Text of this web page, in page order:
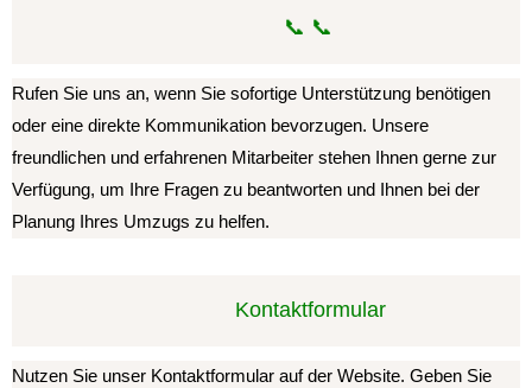
📞 📞
Rufen Sie uns an, wenn Sie sofortige Unterstützung benötigen
oder eine direkte Kommunikation bevorzugen. Unsere
freundlichen und erfahrenen Mitarbeiter stehen Ihnen gerne zur
Verfügung, um Ihre Fragen zu beantworten und Ihnen bei der
Planung Ihres Umzugs zu helfen.
️ Kontaktformular
Nutzen Sie unser Kontaktformular auf der Website. Geben Sie